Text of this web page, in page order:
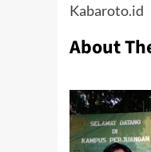
Kabaroto.id
About